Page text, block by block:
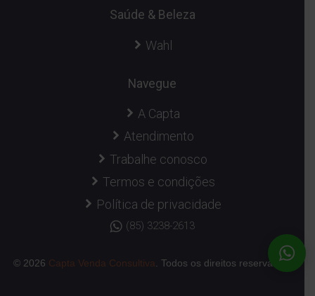
Saúde & Beleza
Wahl
Navegue
A Capta
Atendimento
Trabalhe conosco
Termos e condições
Política de privacidade
(85) 3238-2613
© 2026 Capta Venda Consultiva . Todos os direitos reservados.